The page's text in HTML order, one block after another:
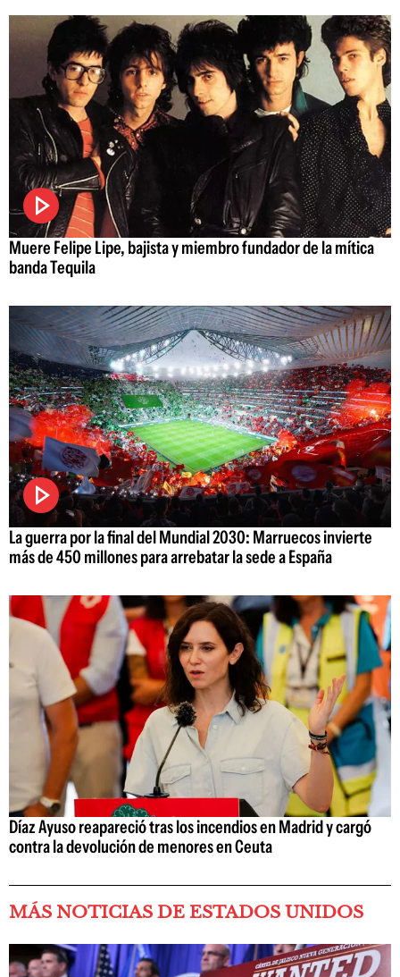
Muere Felipe Lipe, bajista y miembro fundador de la mítica
banda Tequila
La guerra por la final del Mundial 2030: Marruecos invierte
más de 450 millones para arrebatar la sede a España
Díaz Ayuso reapareció tras los incendios en Madrid y cargó
contra la devolución de menores en Ceuta
MÁS NOTICIAS DE ESTADOS UNIDOS